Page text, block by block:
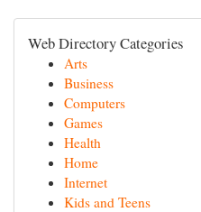
Web Directory Categories
Arts
Business
Computers
Games
Health
Home
Internet
Kids and Teens